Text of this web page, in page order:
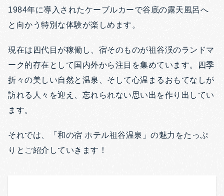
1984年に導入されたケーブルカーで谷底の露天風呂へ
と向かう特別な体験が楽しめます。
現在は四代目が稼働し、宿そのものが祖谷渓のランドマ
ーク的存在として国内外から注目を集めています。四季
折々の美しい自然と温泉、そして心温まるおもてなしが
訪れる人々を迎え、忘れられない思い出を作り出してい
ます。
それでは、「和の宿 ホテル祖谷温泉」の魅力をたっぷ
りとご紹介していきます！